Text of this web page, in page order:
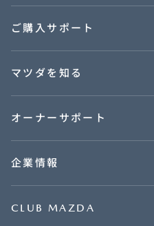
お問合せ/FAQ
ニュースルーム
ご購入サポート
マツダを知る
オーナーサポート
企業情報
CLUB MAZDA